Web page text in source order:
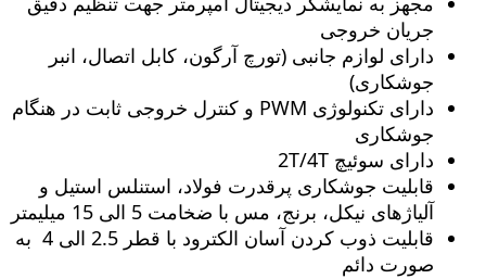
جریان خروجی
دارای لوازم جانبی (تورچ آرگون، کابل اتصال، انبر
جوشکاری)
دارای تکنولوژی PWM و کنترل خروجی ثابت در هنگام
جوشکاری
دارای سوئیچ 2T/4T
قابلیت جوشکاری پرقدرت فولاد، استنلس استیل و
آلیاژهای نیکل، برنج، مس با ضخامت 5 الی 15 میلیمتر
قابلیت ذوب کردن آسان الکترود با قطر 2.5 الی 4 به
صورت دائم